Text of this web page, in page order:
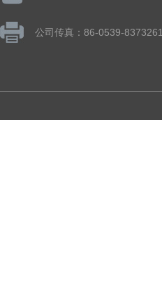
公司传真：86-0539-8373261